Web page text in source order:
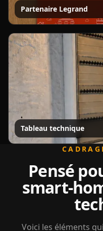
Partenaire Legrand
Tableau technique
Pensé
smart-
Voici les éléments